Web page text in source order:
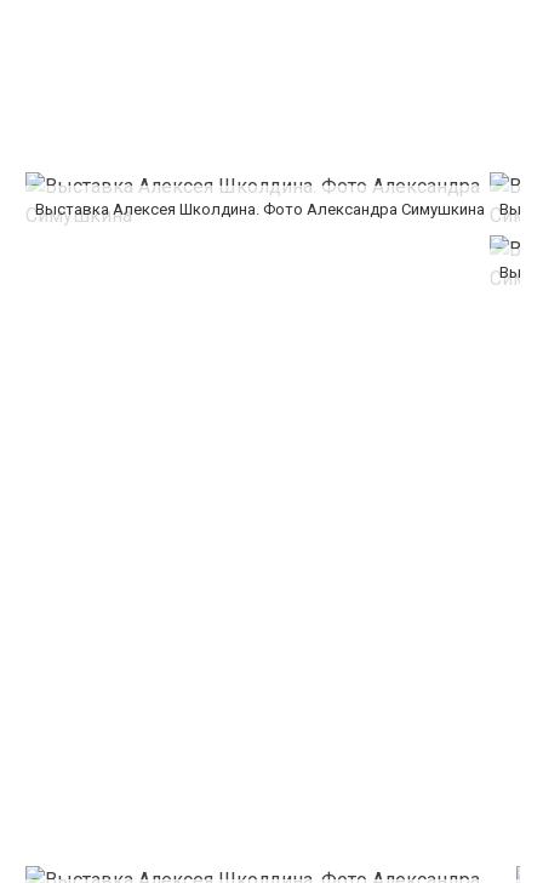
Выставка Алексея Школдина. Фото Александра Симушкина